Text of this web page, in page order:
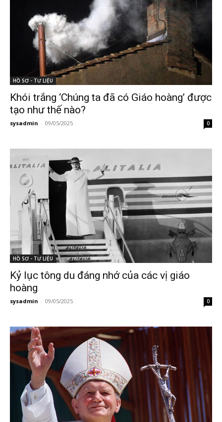
HỒ SƠ - TƯ LIỆU
Khói trắng ‘Chúng ta đã có Giáo hoàng’ được
tạo như thế nào?
sysadmin - 09/05/2025 0
HỒ SƠ - TƯ LIỆU
Kỷ lục tông du đáng nhớ của các vị giáo
hoàng
sysadmin - 09/05/2025 0